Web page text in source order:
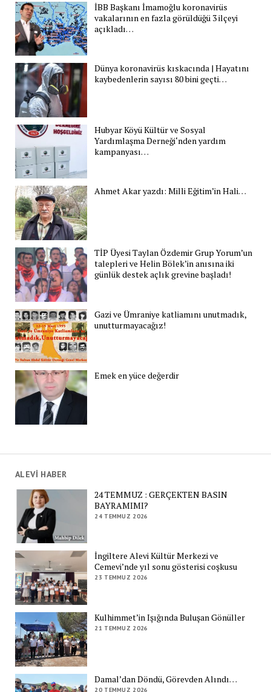
İBB Başkanı İmamoğlu koronavirüs
vakalarının en fazla görüldüğü 3 ilçeyi
açıkladı…
Dünya koronavirüs kıskacında | Hayatını
kaybedenlerin sayısı 80 bini geçti…
Hubyar Köyü Kültür ve Sosyal
Yardımlaşma Derneği‘nden yardım
kampanyası…
Ahmet Akar yazdı: Milli Eğitim’in Hali…
TİP Üyesi Taylan Özdemir Grup Yorum’un
talepleri ve Helin Bölek’in anısına iki
günlük destek açlık grevine başladı!
Gazi ve Ümraniye katliamını unutmadık,
unutturmayacağız!
Emek en yüce değerdir
ALEVİ HABER
24 TEMMUZ : GERÇEKTEN BASIN
BAYRAMIMI?
24 TEMMUZ 2026
İngiltere Alevi Kültür Merkezi ve
Cemevi’nde yıl sonu gösterisi coşkusu
23 TEMMUZ 2026
Kulhimmet’in Işığında Buluşan Gönüller
21 TEMMUZ 2026
Damal’dan Döndü, Görevden Alındı…
20 TEMMUZ 2026